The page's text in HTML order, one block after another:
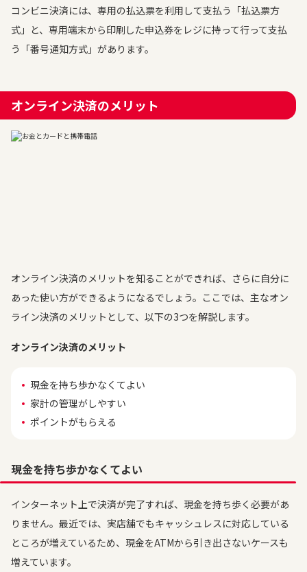
コンビニ決済には、専用の払込票を利用して支払う「払込票方
式」と、専用端末から印刷した申込券をレジに持って行って支払
う「番号通知方式」があります。
オンライン決済のメリット
オンライン決済のメリットを知ることができれば、さらに自分に
あった使い方ができるようになるでしょう。ここでは、主なオン
ライン決済のメリットとして、以下の3つを解説します。
オンライン決済のメリット
現金を持ち歩かなくてよい
家計の管理がしやすい
ポイントがもらえる
現金を持ち歩かなくてよい
インターネット上で決済が完了すれば、現金を持ち歩く必要があ
りません。最近では、実店舗でもキャッシュレスに対応している
ところが増えているため、現金をATMから引き出さないケースも
増えています。